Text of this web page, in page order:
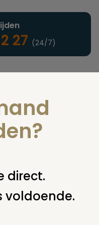
27 (24/7)
nieuws
direct.
voldoende.